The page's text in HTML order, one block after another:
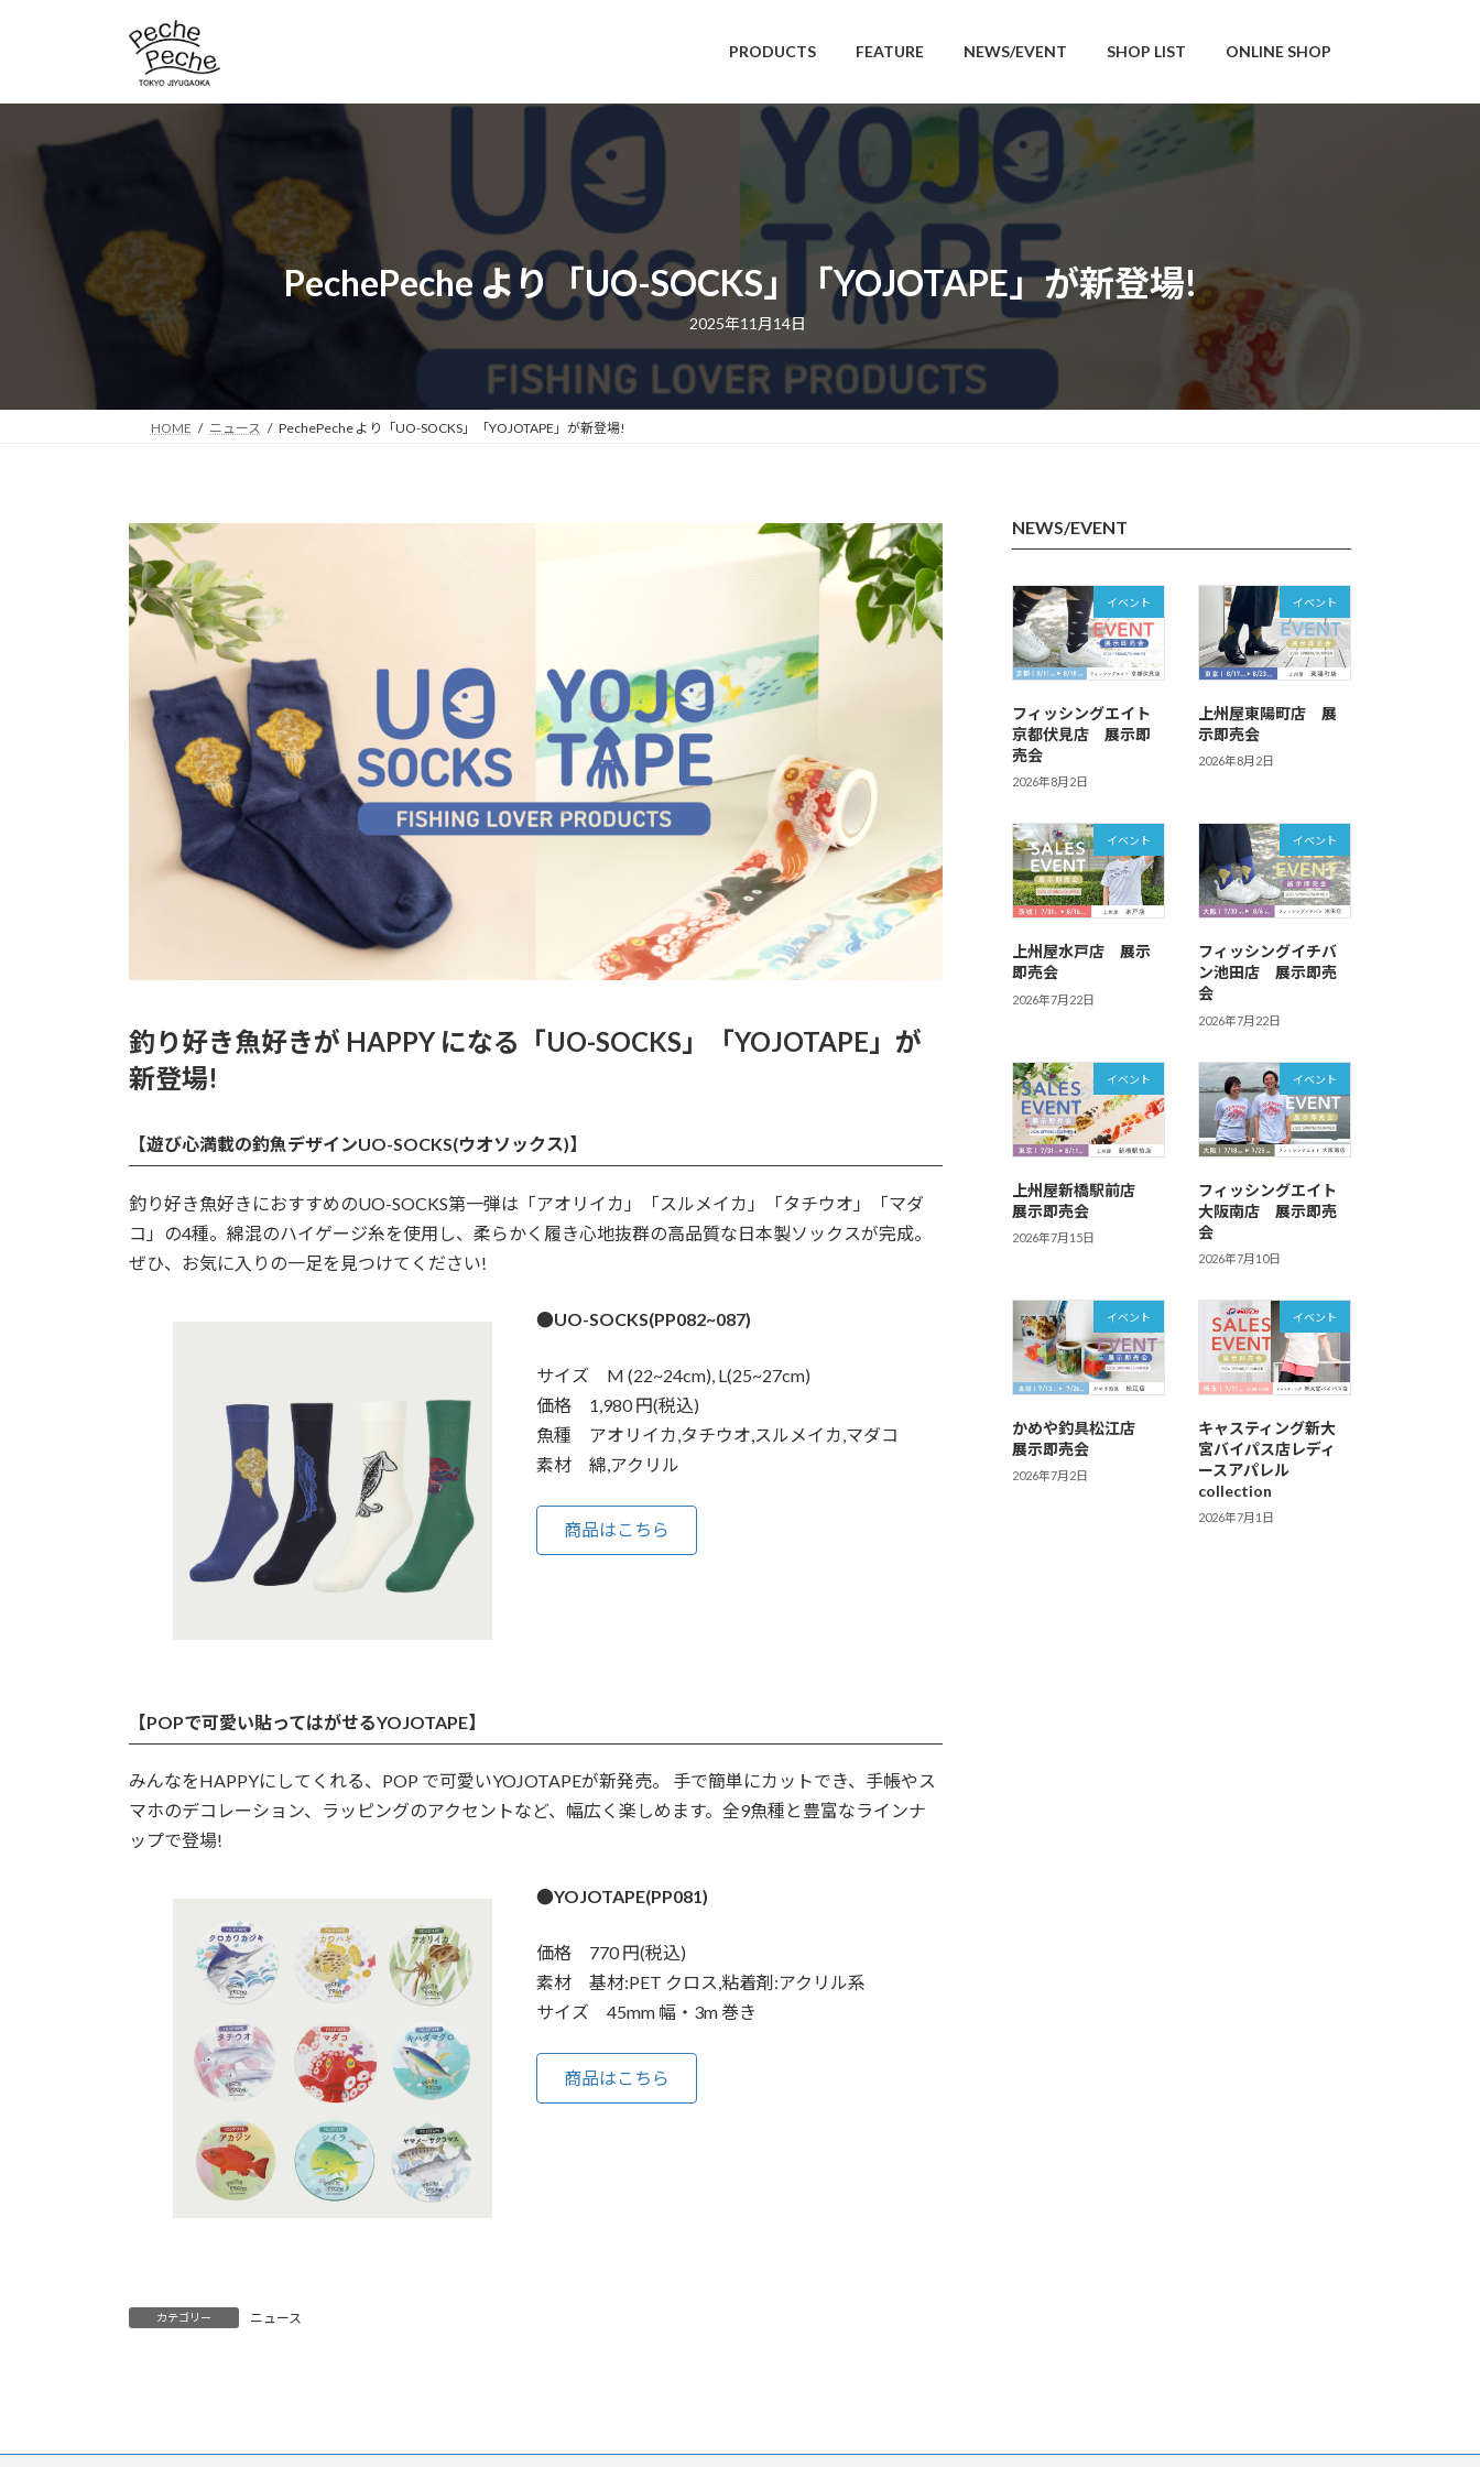
PRODUCTS FEATURE NEWS/EVENT SHOP LIST ONLINE SHOP
PechePeche より「UO-SOCKS」「YOJOTAPE」が新登場!
2025年11月14日
HOME ニュース PechePeche より「UO-SOCKS」「YOJOTAPE」が新登場!
釣り好き魚好きが HAPPY になる「UO-SOCKS」「YOJOTAPE」が
新登場!
【遊び心満載の釣魚デザインUO-SOCKS(ウオソックス)】
釣り好き魚好きにおすすめのUO-SOCKS第一弾は「アオリイカ」「スルメイカ」「タチウオ」「マダ
コ」の4種。綿混のハイゲージ糸を使用し、柔らかく履き心地抜群の高品質な日本製ソックスが完成。
ぜひ、お気に入りの一足を見つけてください!
●UO-SOCKS(PP082~087)
サイズ M (22~24cm), L(25~27cm)
価格 1,980 円(税込)
魚種 アオリイカ,タチウオ,スルメイカ,マダコ
素材 綿,アクリル
商品はこちら
【POPで可愛い貼ってはがせるYOJOTAPE】
みんなをHAPPYにしてくれる、POP で可愛いYOJOTAPEが新発売。 手で簡単にカットでき、手帳やス
マホのデコレーション、ラッピングのアクセントなど、幅広く楽しめます。全9魚種と豊富なラインナ
ップで登場!
●YOJOTAPE(PP081)
価格 770 円(税込)
素材 基材:PET クロス,粘着剤:アクリル系
サイズ 45mm 幅・3m 巻き
商品はこちら
カテゴリー ニュース
NEWS/EVENT
イベント
フィッシングエイト
京都伏見店 展示即
売会
2026年8月2日
イベント
上州屋東陽町店 展
示即売会
2026年8月2日
イベント
上州屋水戸店 展示
即売会
2026年7月22日
イベント
フィッシングイチバ
ン池田店 展示即売
会
2026年7月22日
イベント
上州屋新橋駅前店
展示即売会
2026年7月15日
イベント
フィッシングエイト
大阪南店 展示即売
会
2026年7月10日
イベント
かめや釣具松江店
展示即売会
2026年7月2日
イベント
キャスティング新大
宮バイパス店レディ
ースアパレル
collection
2026年7月1日